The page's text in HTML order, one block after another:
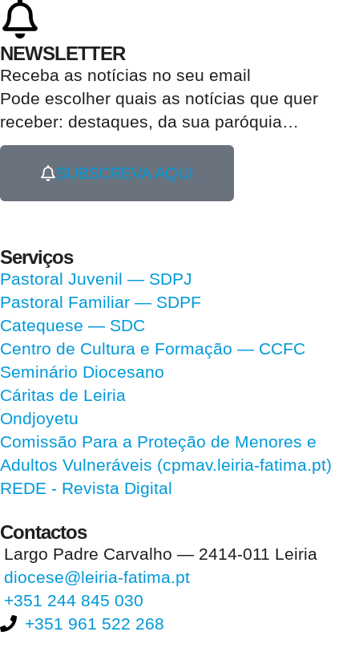
NEWSLETTER
Receba as notícias no seu email​
Pode escolher quais as notícias que quer
receber: destaques, da sua paróquia…
SUBSCREVA AQUI
Serviços
Pastoral Juvenil — SDPJ
Pastoral Familiar — SDPF
Catequese — SDC
Centro de Cultura e Formação — CCFC
Seminário Diocesano
Cáritas de Leiria
Ondjoyetu
Comissão Para a Proteção de Menores e
Adultos Vulneráveis (cpmav.leiria-fatima.pt)
REDE - Revista Digital
Contactos
Largo Padre Carvalho — 2414-011 Leiria
diocese@leiria-fatima.pt
+351 244 845 030
+351 961 522 268